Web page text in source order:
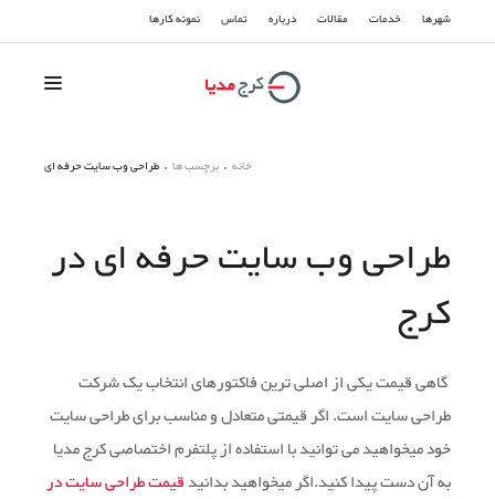
شهرها خدمات مقالات درباره تماس نمونه کارها
سوشیال مدیا
تبلیغات گوگل
خانه برچسب ها طراحی وب سایت حرفه ای
طراحی وب سایت حرفه ای در
کرج
گاهی قیمت یکی از اصلی ترین فاکتورهای انتخاب یک شرکت
طراحی سایت است. اگر قیمتی متعادل و مناسب برای طراحی سایت
خود میخواهید می توانید با استفاده از پلتفرم اختصاصی کرج مدیا
به آن دست پیدا کنید.اگر میخواهید بدانیدقیمت طراحی سایت در